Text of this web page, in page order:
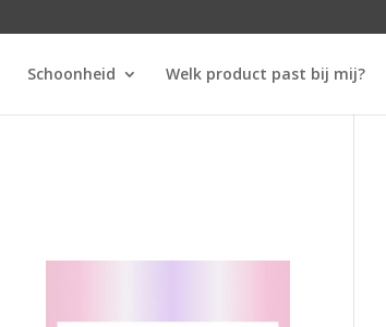
Schoonheid Welk product past bij mij?